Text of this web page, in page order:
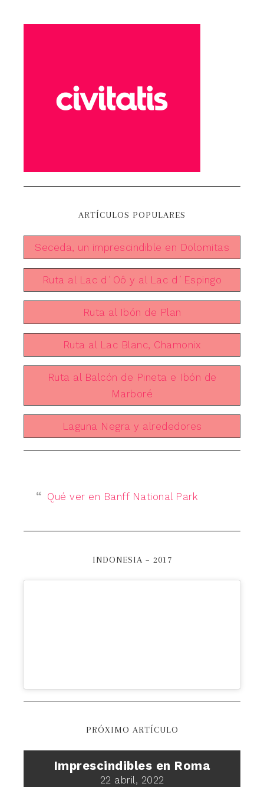
ARTÍCULOS POPULARES
Seceda, un imprescindible en Dolomitas
Ruta al Lac d´Oô y al Lac d´Espingo
Ruta al Ibón de Plan
Ruta al Lac Blanc, Chamonix
Ruta al Balcón de Pineta e Ibón de
Marboré
Laguna Negra y alrededores
Qué ver en Banff National Park
INDONESIA – 2017
PRÓXIMO ARTÍCULO
Imprescindibles en Roma
22 abril, 2022